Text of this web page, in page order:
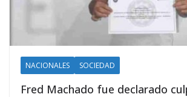
NACIONALES SOCIEDAD
Fred Machado fue declarado